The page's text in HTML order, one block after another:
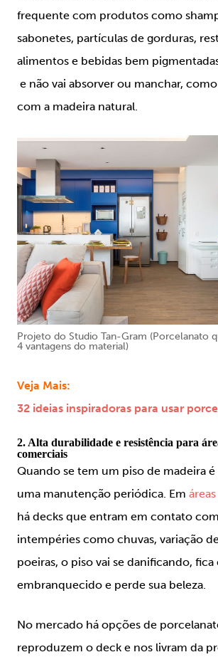
frequente com produtos como
sabonetes, partículas de gorduras,
alimentos e bebidas bem
e não vai absorver ou manchar,
com a madeira natural.
Projeto do Studio Tan-Gram (Porcelanato
4 vantagens do material)
Veja Mais:
32 ideias inspiradoras para usar
2. Alta durabilidade e resistência para
comerciais
Quando se tem um piso de madeira
uma manutenção periódica. Em
há decks que entram em contato
intempéries como chuvas, variação
poeiras, o piso vai se danificando,
embranquecido e perde sua beleza.
No mercado há opções de
reproduzem o deck e nos livram da